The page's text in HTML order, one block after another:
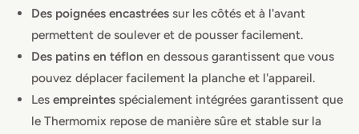
Des poignées encastréessur les côtés et à l'avant
permettent de soulever et de pousser facilement.
Des patins en téflon en dessous garantissent que vous
pouvez déplacer facilement la planche et l'appareil.
Les empreintesspécialement intégrées garantissent que
le Thermomix repose de manière sûre et stable sur la